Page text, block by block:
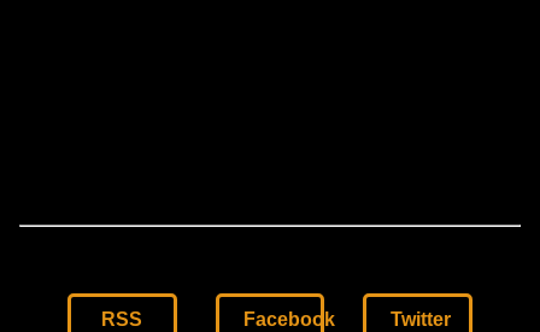
RSS Facebook Twitter